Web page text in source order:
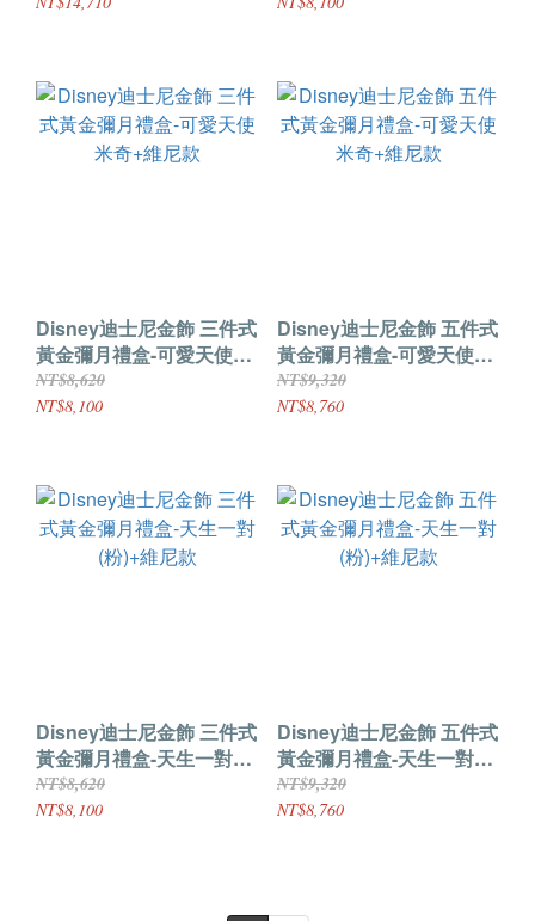
Disney迪士尼金飾 三件式
黃金彌月禮盒-可愛天使米
奇+維尼款
NT$8,620
NT$8,100
Disney迪士尼金飾 五件式
黃金彌月禮盒-可愛天使米
奇+維尼款
NT$9,320
NT$8,760
Disney迪士尼金飾 三件式
黃金彌月禮盒-天生一對
(粉)+維尼款
NT$8,620
NT$8,100
Disney迪士尼金飾 五件式
黃金彌月禮盒-天生一對
(粉)+維尼款
NT$9,320
NT$8,760